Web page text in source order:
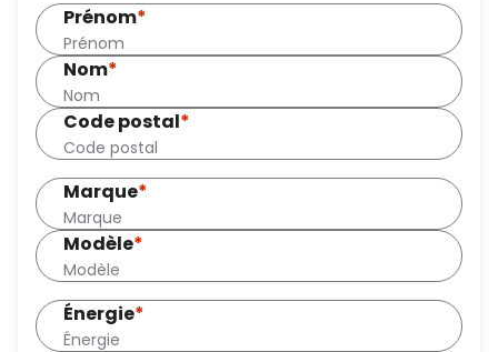
Prénom*
Nom*
Code postal*
Marque*
Modèle*
Énergie*